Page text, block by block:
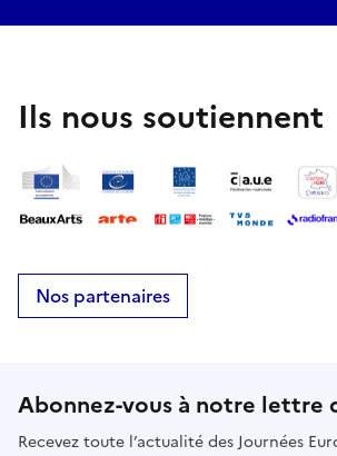
Ils nous soutiennent
Nos partenaires
Abonnez-vous à notre lettre
Recevez toute l’actualité des Journées